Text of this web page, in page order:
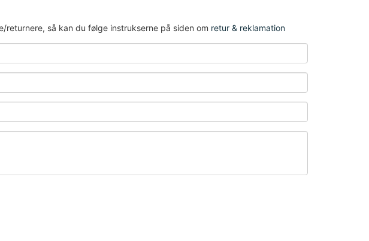
så kan du følge instrukserne på siden om retur & reklamation